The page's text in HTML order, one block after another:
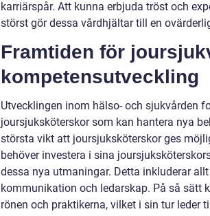
karriärspår. Att kunna erbjuda tröst och
störst gör dessa vårdhjältar till en
Framtiden för
kompetensutveckling
Utvecklingen inom hälso- och sjukvården
joursjuksköterskor som kan hantera nya
största vikt att joursjuksköterskor ges
behöver investera i sina
dessa nya utmaningar. Detta inkluderar
kommunikation och ledarskap. På så sätt
rönen och praktikerna, vilket i sin tur leder